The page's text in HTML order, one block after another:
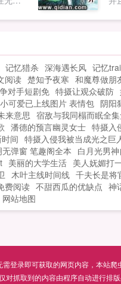
在
录，
享
通常
无下
记分
记忆猎杀 深海遇长风 记忆
阅读 楚知予夜寒 和魔尊做朋
对手短剧免 特摄让观众破防
可爱已上线图片 表情包 阴阳
来意思 宿敌与我同榻而眠全
潘德的预言幽灵女士 特摄入
间 特摄入侵我被当成光之巨
弹窗 笔趣阁全本 白月光男
美丽的大学生活 美人妩媚打
木叶主线时间线 千夫长是将
费阅读 不甜西瓜的优缺点 神
网站地图
登录即可获取的网页内容，本站
对抓取到的内容由程序自动进行排